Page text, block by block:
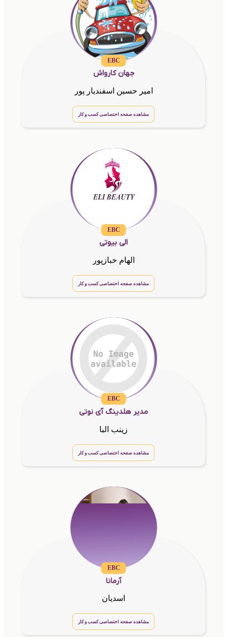
EBC
جهان کارواش
امیر حسین اسفندیار پور
مشاهده صفحه اختصاصی کسب و کار
EBC
الی بیوتی
الهام خبازپور
مشاهده صفحه اختصاصی کسب و کار
EBC
مدیر هلدینگ آی نوتی
زینب البا
مشاهده صفحه اختصاصی کسب و کار
EBC
آرمانا
اسدیان
مشاهده صفحه اختصاصی کسب و کار